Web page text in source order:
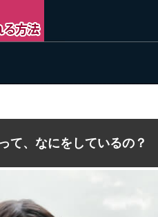
て、なにをしているの？